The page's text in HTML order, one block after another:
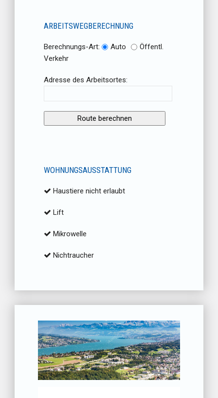
ARBEITSWEGBERECHNUNG
Berechnungs-Art: Auto
Öffentl.
Verkehr
Adresse des Arbeitsortes:
WOHNUNGSAUSSTATTUNG
Haustiere nicht erlaubt
Lift
Mikrowelle
Nichtraucher